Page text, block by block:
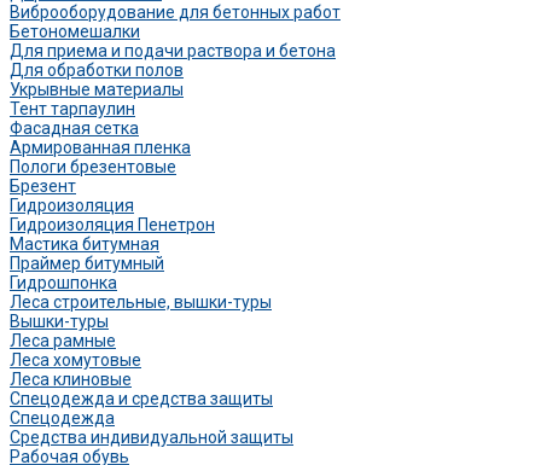
Виброоборудование для бетонных работ
Бетономешалки
Для приема и подачи раствора и бетона
Для обработки полов
Укрывные материалы
Тент тарпаулин
Фасадная сетка
Армированная пленка
Пологи брезентовые
Брезент
Гидроизоляция
Гидроизоляция Пенетрон
Мастика битумная
Праймер битумный
Гидрошпонка
Леса строительные, вышки-туры
Вышки-туры
Леса рамные
Леса хомутовые
Леса клиновые
Спецодежда и средства защиты
Спецодежда
Средства индивидуальной защиты
Рабочая обувь